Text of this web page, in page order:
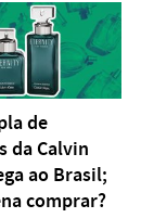
de
da Calvin
ao Brasil;
comprar?